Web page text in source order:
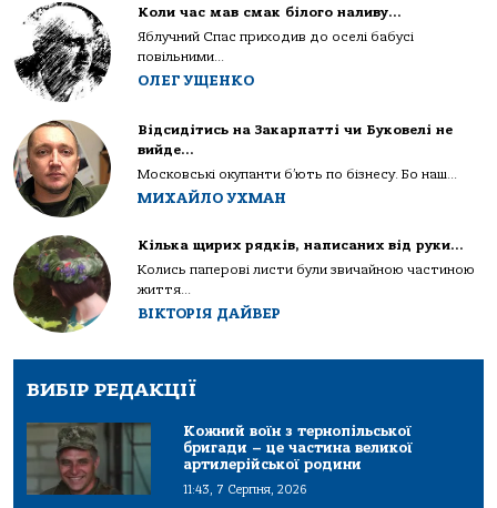
Коли час мав смак білого наливу…
Яблучний Спас приходив до оселі бабусі
повільними...
ОЛЕГ УЩЕНКО
Відсидітись на Закарпатті чи Буковелі не
вийде…
Московські окупанти б’ють по бізнесу. Бо наш...
МИХАЙЛО УХМАН
Кілька щирих рядків, написаних від руки…
Колись паперові листи були звичайною частиною
життя...
ВІКТОРІЯ ДАЙВЕР
ВИБІР РЕДАКЦІЇ
Кожний воїн з тернопільської
бригади – це частина великої
артилерійської родини
11:43, 7 Серпня, 2026